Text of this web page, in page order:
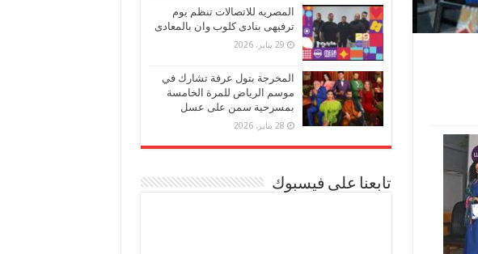
المصريه للاتصالات تنظم يوم
ترفيهى بنادى كلوب وان بالمعادى
29 يناير، 2026
المخرجة بتول عرفة تشارك في
موسم الرياض للمرة الخامسة
بمسرحية سمن على عسل
28 يناير، 2026
تابعنا على فيسبوك